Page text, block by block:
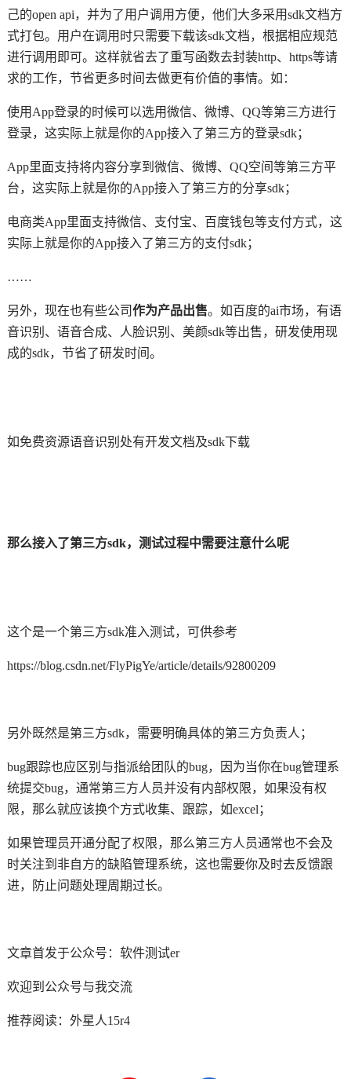
己的open api，并为了用户调用方便，他们大多采用sdk文档方
式打包。用户在调用时只需要下载该sdk文档，根据相应规范
进行调用即可。这样就省去了重写函数去封装http、https等请
求的工作，节省更多时间去做更有价值的事情。如：
使用App登录的时候可以选用微信、微博、QQ等第三方进行
登录，这实际上就是你的App接入了第三方的登录sdk；
App里面支持将内容分享到微信、微博、QQ空间等第三方平
台，这实际上就是你的App接入了第三方的分享sdk；
电商类App里面支持微信、支付宝、百度钱包等支付方式，这
实际上就是你的App接入了第三方的支付sdk；
……
另外，现在也有些公司作为产品出售。如百度的ai市场，有语
音识别、语音合成、人脸识别、美颜sdk等出售，研发使用现
成的sdk，节省了研发时间。
如免费资源语音识别处有开发文档及sdk下载
那么接入了第三方sdk，测试过程中需要注意什么呢
这个是一个第三方sdk准入测试，可供参考
https://blog.csdn.net/FlyPigYe/article/details/92800209
另外既然是第三方sdk，需要明确具体的第三方负责人；
bug跟踪也应区别与指派给团队的bug，因为当你在bug管理系
统提交bug，通常第三方人员并没有内部权限，如果没有权
限，那么就应该换个方式收集、跟踪，如excel；
如果管理员开通分配了权限，那么第三方人员通常也不会及
时关注到非自方的缺陷管理系统，这也需要你及时去反馈跟
进，防止问题处理周期过长。
文章首发于公众号：软件测试er
欢迎到公众号与我交流
推荐阅读： 外星人15r4